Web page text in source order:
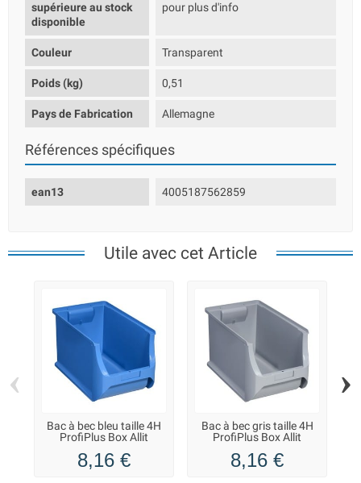
supérieure au stock
disponible
pour plus d'info
Couleur Transparent
Poids (kg) 0,51
Pays de Fabrication Allemagne
Références spécifiques
ean13 4005187562859
Utile avec cet Article
Bac à bec bleu taille 4H
ProfiPlus Box Allit
8,16 €
Bac à bec gris taille 4H
ProfiPlus Box Allit
8,16 €
‹ ›